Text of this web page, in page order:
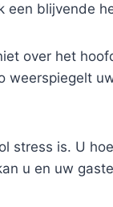
blijvende
over het
weerspiegelt
stress is. U
u en uw